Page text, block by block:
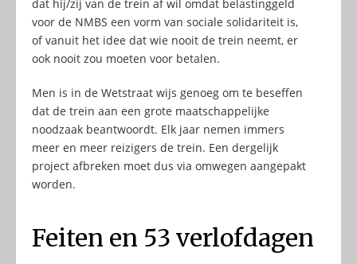
dat hij/zij van de trein af wil omdat belastinggeld
voor de NMBS een vorm van sociale solidariteit is,
of vanuit het idee dat wie nooit de trein neemt, er
ook nooit zou moeten voor betalen.
Men is in de Wetstraat wijs genoeg om te beseffen
dat de trein aan een grote maatschappelijke
noodzaak beantwoordt. Elk jaar nemen immers
meer en meer reizigers de trein. Een dergelijk
project afbreken moet dus via omwegen aangepakt
worden.
Feiten en 53 verlofdagen